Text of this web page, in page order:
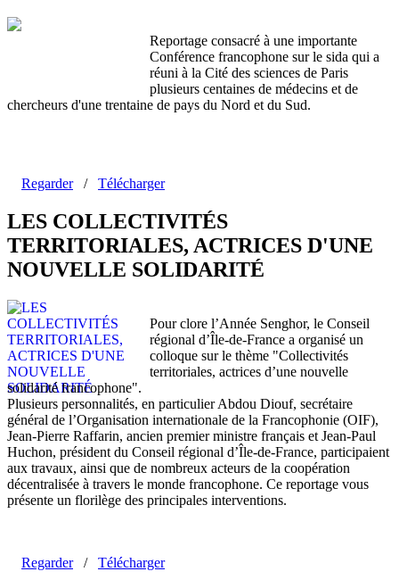
Reportage consacré à une importante
Conférence francophone sur le sida qui a
réuni à la Cité des sciences de Paris
plusieurs centaines de médecins et de
chercheurs d'une trentaine de pays du Nord et du Sud.
Regarder/ Télécharger
LES COLLECTIVITÉS
TERRITORIALES, ACTRICES D'UNE
NOUVELLE SOLIDARITÉ
Pour clore l’Année Senghor, le Conseil
régional d’Île-de-France a organisé un
colloque sur le thème "Collectivités
territoriales, actrices d’une nouvelle
solidarité francophone".
Plusieurs personnalités, en particulier Abdou Diouf, secrétaire
général de l’Organisation internationale de la Francophonie (OIF),
Jean-Pierre Raffarin, ancien premier ministre français et Jean-Paul
Huchon, président du Conseil régional d’Île-de-France, participaient
aux travaux, ainsi que de nombreux acteurs de la coopération
décentralisée à travers le monde francophone. Ce reportage vous
présente un florilège des principales interventions.
Regarder/ Télécharger